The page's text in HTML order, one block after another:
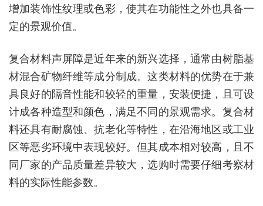
增加装饰性纹理或色彩，使其在功能性之外也具备一
定的景观价值。
复合材料声屏障是近年来的新兴选择，通常由树脂基
材混合矿物纤维等成分制成。这类材料的优势在于兼
具良好的隔音性能和较轻的重量，安装便捷，且可设
计成各种造型和颜色，满足不同的景观需求。复合材
料还具有耐腐蚀、抗老化等特性，在沿海地区或工业
区等恶劣环境中表现较好。但其成本相对较高，且不
同厂家的产品质量差异较大，选购时需要仔细考察材
料的实际性能参数。